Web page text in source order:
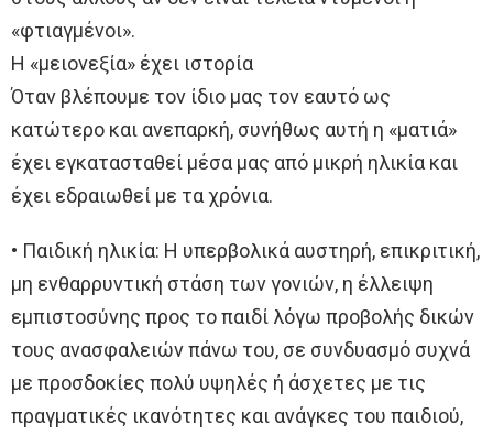
«φτιαγμένοι».
Η «μειονεξία» έχει ιστορία
Όταν βλέπουμε τον ίδιο μας τον εαυτό ως
κατώτερο και ανεπαρκή, συνήθως αυτή η «ματιά»
έχει εγκατασταθεί μέσα μας από μικρή ηλικία και
έχει εδραιωθεί με τα χρόνια.
• Παιδική ηλικία: Η υπερβολικά αυστηρή, επικριτική,
μη ενθαρρυντική στάση των γονιών, η έλλειψη
εμπιστοσύνης προς το παιδί λόγω προβολής δικών
τους ανασφαλειών πάνω του, σε συνδυασμό συχνά
με προσδοκίες πολύ υψηλές ή άσχετες με τις
πραγματικές ικανότητες και ανάγκες του παιδιού,